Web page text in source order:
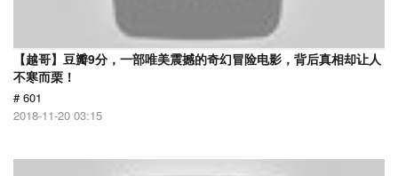
【越哥】豆瓣9分，一部唯美震撼的奇幻冒险电影，背后真相却让人
不寒而栗！
# 601
2018-11-20 03:15